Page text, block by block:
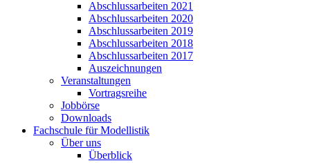
Abschlussarbeiten 2021
Abschlussarbeiten 2020
Abschlussarbeiten 2019
Abschlussarbeiten 2018
Abschlussarbeiten 2017
Auszeichnungen
Veranstaltungen
Vortragsreihe
Jobbörse
Downloads
Fachschule für Modellistik
Über uns
Überblick